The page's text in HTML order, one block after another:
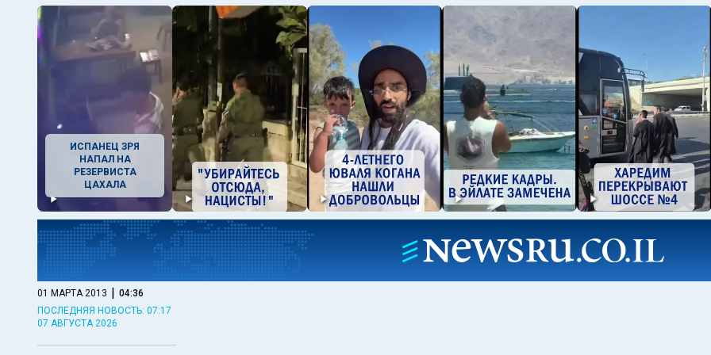
ИСПАНЕЦ ЗРЯ
НАПАЛ НА
РЕЗЕРВИСТА
ЦАХАЛА
01 МАРТА 2013 | 04:36
ПОСЛЕДНЯЯ НОВОСТЬ: 07:17
07 АВГУСТА 2026